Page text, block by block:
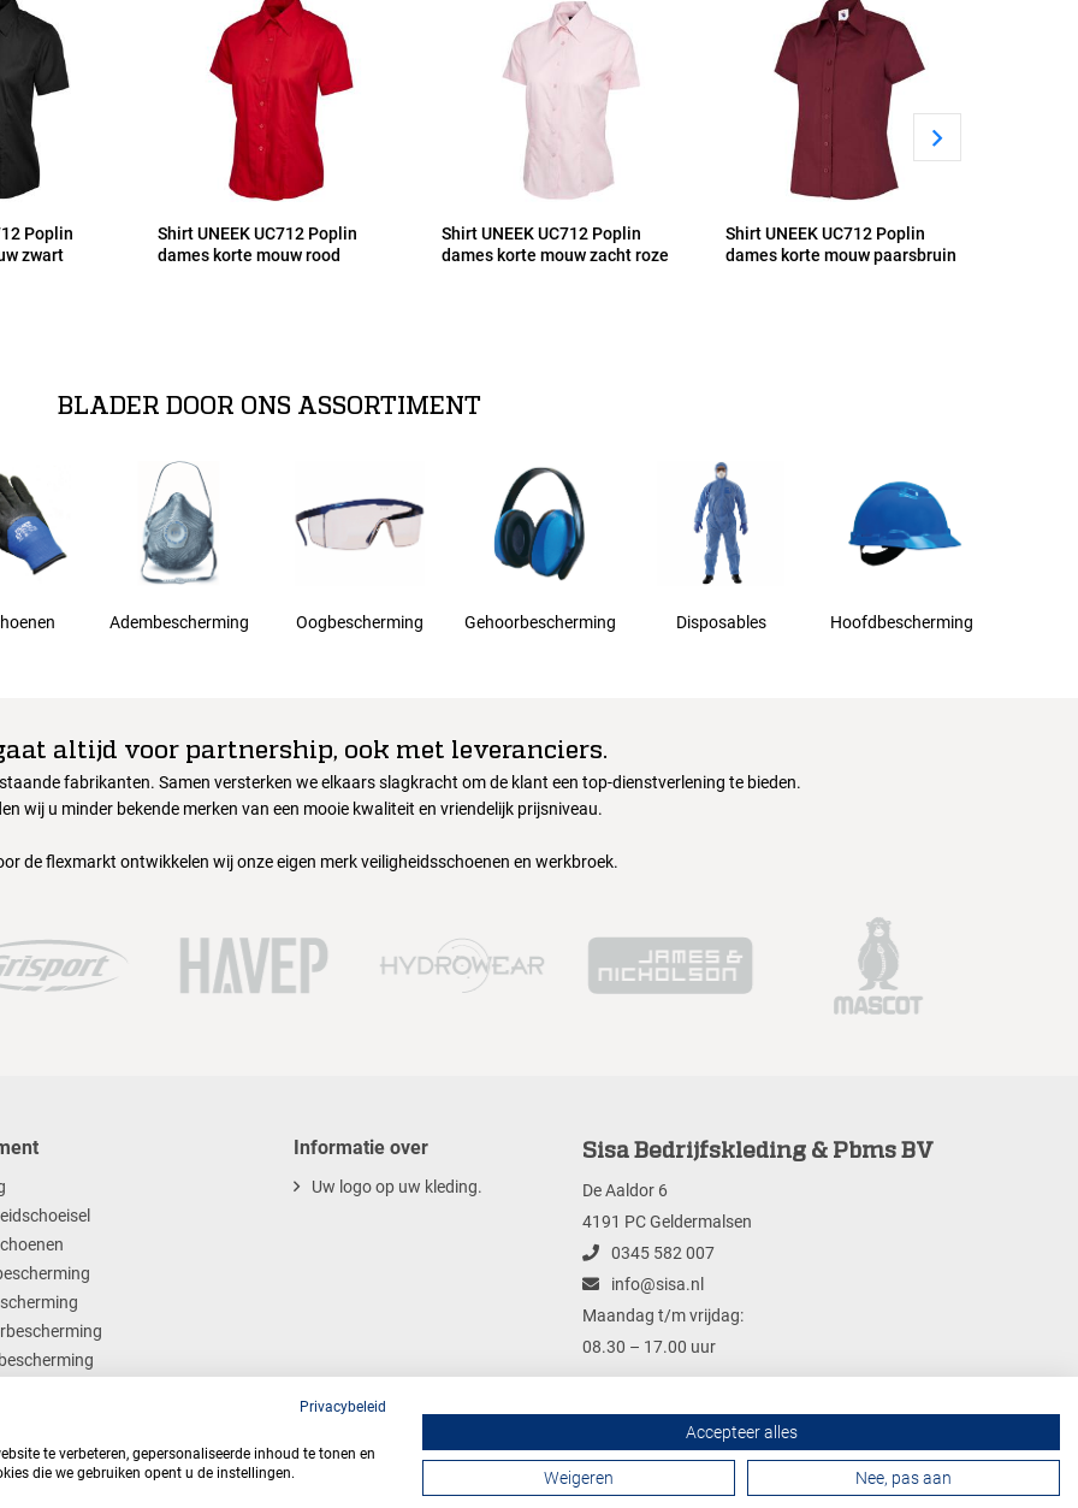
Poplin
zwart
Shirt UNEEK UC712 Poplin
dames korte mouw rood
Shirt UNEEK UC712 Poplin
dames korte mouw zacht roze
Shirt UNEEK UC712 Poplin
dames korte mouw paarsbruin
BLADER DOOR ONS ASSORTIMENT
Adembescherming Oogbescherming Gehoorbescherming Disposables Hoofdbescherming
altijd voor partnership, ook met leveranciers.
fabrikanten. Samen versterken we elkaars slagkracht om de klant een top-dienstverlening te bieden.
wij u minder bekende merken van een mooie kwaliteit en vriendelijk prijsniveau.
de flexmarkt ontwikkelen wij onze eigen merk veiligheidsschoenen en werkbroek.
Informatie over
Uw logo op uw kleding.
Sisa Bedrijfskleding & Pbms BV
De Aaldor 6
4191 PC Geldermalsen
0345 582 007
info@sisa.nl
Maandag t/m vrijdag:
08.30 – 17.00 uur
Webdesign
Contactformulier
Privacybeleid
te verbeteren, gepersonaliseerde inhoud te tonen en
die we gebruiken opent u de instellingen.
Accepteer alles
Weigeren Nee, pas aan